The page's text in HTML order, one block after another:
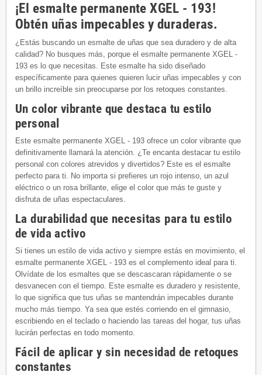
¡El esmalte permanente XGEL - 193!
Obtén uñas impecables y duraderas.
¿Estás buscando un esmalte de uñas que sea duradero y de alta
calidad? No busques más, porque el esmalte permanente XGEL -
193 es lo que necesitas. Este esmalte ha sido diseñado
específicamente para quienes quieren lucir uñas impecables y con
un brillo increíble sin preocuparse por los retoques constantes.
Un color vibrante que destaca tu estilo
personal
Este esmalte permanente XGEL - 193 ofrece un color vibrante que
definitivamente llamará la atención. ¿Te encanta destacar tu estilo
personal con colores atrevidos y divertidos? Este es el esmalte
perfecto para ti. No importa si prefieres un rojo intenso, un azul
eléctrico o un rosa brillante, elige el color que más te guste y
disfruta de uñas espectaculares.
La durabilidad que necesitas para tu estilo
de vida activo
Si tienes un estilo de vida activo y siempre estás en movimiento, el
esmalte permanente XGEL - 193 es el complemento ideal para ti.
Olvídate de los esmaltes que se descascaran rápidamente o se
desvanecen con el tiempo. Este esmalte es duradero y resistente,
lo que significa que tus uñas se mantendrán impecables durante
mucho más tiempo. Ya sea que estés corriendo en el gimnasio,
escribiendo en el teclado o haciendo las tareas del hogar, tus uñas
lucirán perfectas en todo momento.
Fácil de aplicar y sin necesidad de retoques
constantes